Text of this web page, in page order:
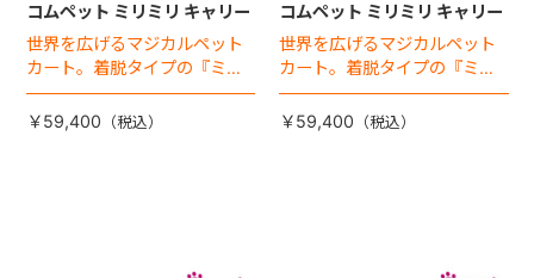
コムペット ミリミリ キャリー
世界を広げるマジカルペット
カート。着脱タイプの『ミリ
ミリEG』 がフルモデルチェン
ジ 。新機能「マジカルフォー
￥59,400
コムペット ミリミリ キャリー
世界を広げるマジカルペット
カート。着脱タイプの『ミリ
ミリEG』 がフルモデルチェン
ジ 。新機能「マジカルフォー
￥59,400